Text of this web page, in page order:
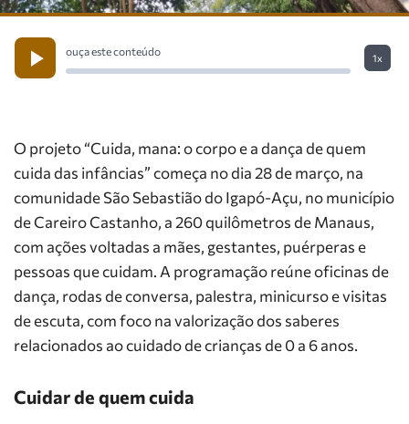
ouça este conteúdo
1x
O projeto “Cuida, mana: o corpo e a dança de quem
cuida das infâncias” começa no dia 28 de março, na
comunidade São Sebastião do Igapó-Açu, no município
de Careiro Castanho, a 260 quilômetros de Manaus,
com ações voltadas a mães, gestantes, puérperas e
pessoas que cuidam. A programação reúne oficinas de
dança, rodas de conversa, palestra, minicurso e visitas
de escuta, com foco na valorização dos saberes
relacionados ao cuidado de crianças de 0 a 6 anos.
Cuidar de quem cuida